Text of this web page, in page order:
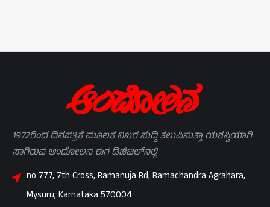
1972ರಿಂದ ದಿನಪತ್ರಿಕೆ ಮೂಲಕ ನಿಖರ ಸುದ್ದಿ ತಲುಪಿಸುತ್ತಾ ಯಶಸ್ವಿಯಾಗಿ
ಸಾಗಿರುವ ಆಂದೋಲನ ಈಗ ಡಿಜಿಟಲ್‌ನಲ್ಲಿ
no 777, 7th Cross, Ramanuja Rd, Ramachandra Agrahara,
Mysuru, Karnataka 570004